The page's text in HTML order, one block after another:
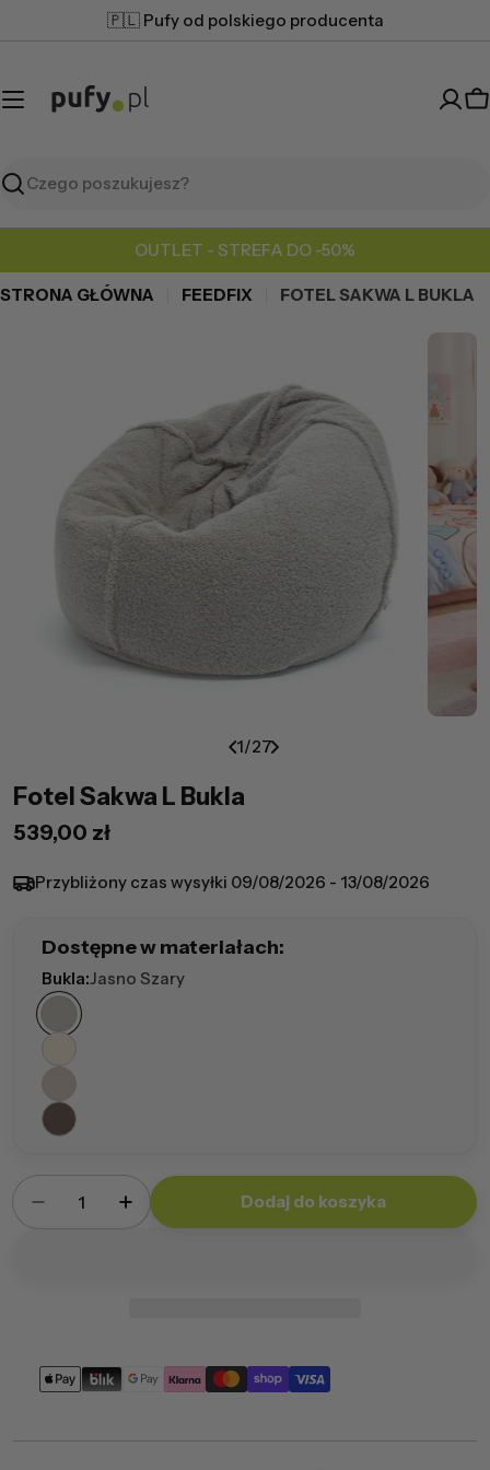
do
🇵🇱 Pufy od polskiego producenta
Szukaj
OUTLET - STREFA DO -50%
STRONA GŁÓWNA FEEDFIX FOTEL SAKWA L BUKLA
produkcie
1/27
Fotel Sakwa L Bukla
Cena
539,00 zł
Przybliżony czas wysyłki 09/08/2026 - 13/08/2026
Dostępne w materiałach:
Bukla:Jasno Szary
Ilość
Zmniejsz ilość dla Fotel Sakwa L Bukla
Zwiększ ilość dla Fotel Sakwa L Bukla
Dodaj do koszyka
Metody